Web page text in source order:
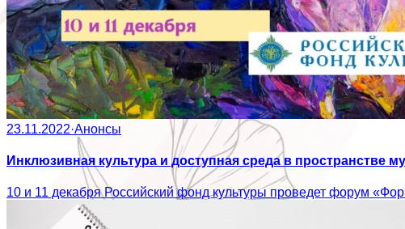
23.11.2022·Анонсы
Инклюзивная культура и доступная среда в пространстве
10 и 11 декабря Российский фонд культуры проведет форум